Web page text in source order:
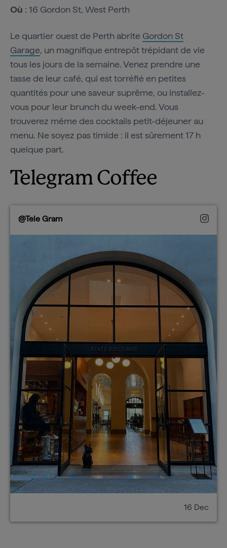
Où : 16 Gordon St, West Perth
Le quartier ouest de Perth abrite Gordon St
Garage, un magnifique entrepôt trépidant de vie
tous les jours de la semaine. Venez prendre une
tasse de leur café, qui est torréfié en petites
quantités pour une saveur suprême, ou installez-
vous pour leur brunch du week-end. Vous
trouverez même des cocktails petit-déjeuner au
menu. Ne soyez pas timide : il est sûrement 17 h
quelque part.
Telegram Coffee
@Tele Gram
16 Dec